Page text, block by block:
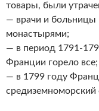
товары, были
— врачи и больницы
монастырями;
— в период 1791-
Франции горело все;
— в 1799 году